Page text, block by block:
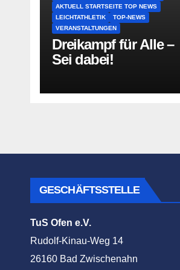
AKTUELL STARTSEITE TOP NEWS
LEICHTATHLETIK
TOP-NEWS
VERANSTALTUNGEN
Dreikampf für Alle –
Sei dabei!
GESCHÄFTSSTELLE
TuS Ofen e.V.
Rudolf-Kinau-Weg 14
26160 Bad Zwischenahn